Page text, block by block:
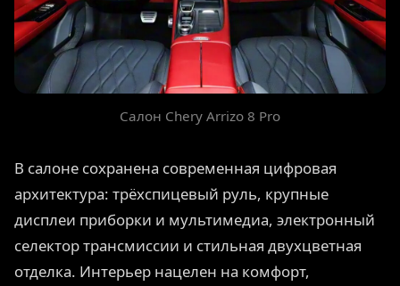
Салон Chery Arrizo 8 Pro
В салоне сохранена современная цифровая
архитектура: трёхспицевый руль, крупные
дисплеи приборки и мультимедиа, электронный
селектор трансмиссии и стильная двухцветная
отделка. Интерьер нацелен на комфорт,